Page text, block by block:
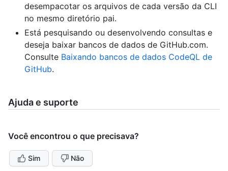
desempacotar os arquivos de cada versão da CLI
no mesmo diretório pai.
Está pesquisando ou desenvolvendo consultas e
deseja baixar bancos de dados de GitHub.com.
Consulte Baixando bancos de dados CodeQL de
GitHub.
Ajuda e suporte
Você encontrou o que precisava?
Sim Não